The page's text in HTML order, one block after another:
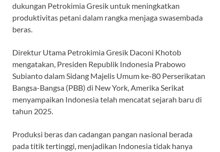
dukungan Petrokimia Gresik untuk meningkatkan
produktivitas petani dalam rangka menjaga swasembada
beras.
Direktur Utama Petrokimia Gresik Daconi Khotob
mengatakan, Presiden Republik Indonesia Prabowo
Subianto dalam Sidang Majelis Umum ke-80 Perserikatan
Bangsa-Bangsa (PBB) di New York, Amerika Serikat
menyampaikan Indonesia telah mencatat sejarah baru di
tahun 2025.
Produksi beras dan cadangan pangan nasional berada
pada titik tertinggi, menjadikan Indonesia tidak hanya